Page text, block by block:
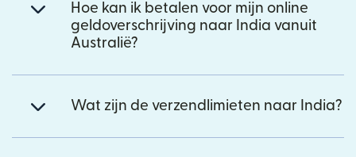
Hoe kan ik betalen voor mijn online
geldoverschrijving naar India vanuit
Australië?
Wat zijn de verzendlimieten naar India?